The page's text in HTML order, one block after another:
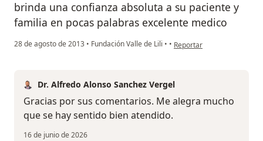
brinda una confianza absoluta a su paciente y
familia en pocas palabras excelente medico
28 de agosto de 2013 • Fundación Valle de Lili • • en opinión del usuario
Reportar
Dr. Alfredo Alonso Sanchez Vergel
Gracias por sus comentarios. Me alegra mucho
que se hay sentido bien atendido.
16 de junio de 2026